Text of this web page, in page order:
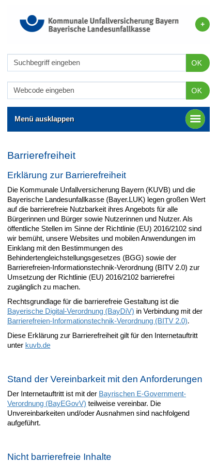
OK
OK
Menü ausklappen
Barrierefreiheit
Erklärung zur Barrierefreiheit
Die Kommunale Unfallversicherung Bayern (KUVB) und die
Bayerische Landesunfallkasse (Bayer.LUK) legen großen Wert
auf die barrierefreie Nutzbarkeit ihres Angebots für alle
Bürgerinnen und Bürger sowie Nutzerinnen und Nutzer. Als
öffentliche Stellen im Sinne der Richtlinie (EU) 2016/2102 sind
wir bemüht, unsere Websites und mobilen Anwendungen im
Einklang mit den Bestimmungen des
Behindertengleichstellungsgesetzes (BGG) sowie der
Barrierefreien-Informationstechnik-Verordnung (BITV 2.0) zur
Umsetzung der Richtlinie (EU) 2016/2102 barrierefrei
zugänglich zu machen.
Rechtsgrundlage für die barrierefreie Gestaltung ist die
Bayerische Digital-Verordnung (BayDiV) in Verbindung mit der
Barrierefreien-Informationstechnik-Verordnung (BITV 2.0).
Diese Erklärung zur Barrierefreiheit gilt für den Internetauftritt
unter kuvb.de
Stand der Vereinbarkeit mit den Anforderungen
Der Internetauftritt ist mit der Bayrischen E-Government-
Verordnung (BayEGovV) teilweise vereinbar. Die
Unvereinbarkeiten und/oder Ausnahmen sind nachfolgend
aufgeführt.
Nicht barrierefreie Inhalte